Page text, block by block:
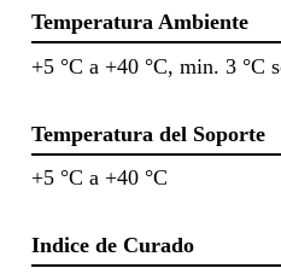
Temperatura Ambiente
+5 °C a +40 °C, min. 3 °C
Temperatura del Soporte
+5 °C a +40 °C
Indice de Curado